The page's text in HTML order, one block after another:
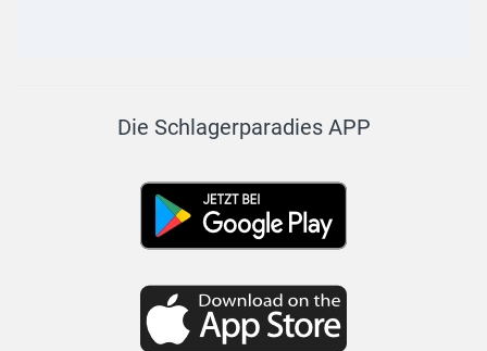
Die Schlagerparadies APP